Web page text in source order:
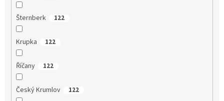
Šternberk 122
Krupka 122
Říčany 122
Český Krumlov 122